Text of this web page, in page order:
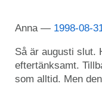
Anna 1998-08-
Så är augusti slut.
eftertänksamt.
som alltid. Men